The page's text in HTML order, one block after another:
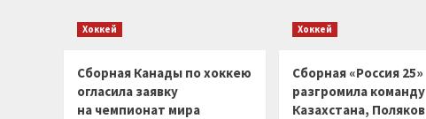
Хоккей
Сборная Канады по хоккею
огласила заявку
на чемпионат мира
Хоккей
Сборная «Россия 25»
разгромила команду
Казахстана, Поляков